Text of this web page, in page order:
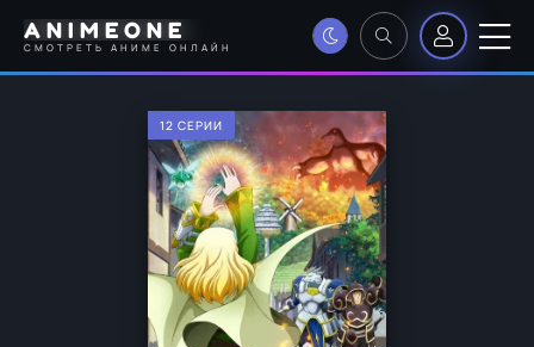
ANIMEONE
СМОТРЕТЬ АНИМЕ ОНЛАЙН
12 СЕРИИ